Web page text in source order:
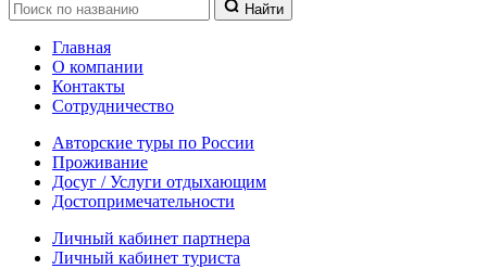
Найти
Главная
О компании
Контакты
Сотрудничество
Авторские туры по России
Проживание
Досуг / Услуги отдыхающим
Достопримечательности
Личный кабинет партнера
Личный кабинет туриста